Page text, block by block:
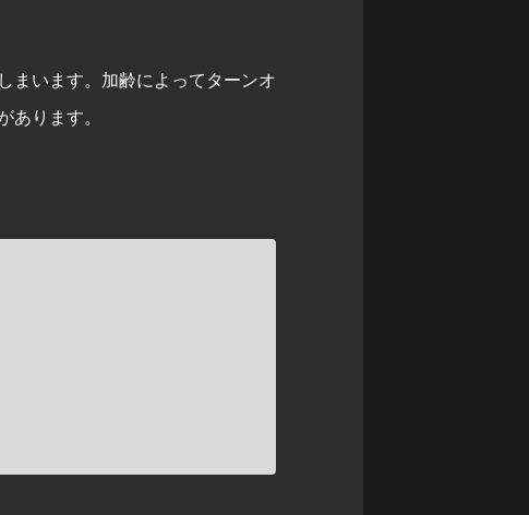
まいます。加齢によってターンオ
あります。